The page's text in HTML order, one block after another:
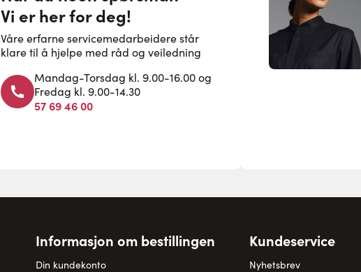
Vi er her for deg!
Våre erfarne servicemedarbeidere står
klare til å hjelpe med råd og veiledning
Mandag-Torsdag kl. 9.00-16.00 og
Fredag kl. 9.00-14.30
57 69 46 00
Informasjon om bestillingen
Din kundekonto
Kundeservice
Nyhetsbrev